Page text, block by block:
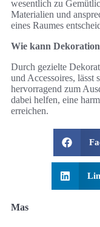
wesentlich zu
Materialien und
eines Raumes
Wie kann
Durch gezielte
und Accessoires, lässt
hervorragend zum
dabei helfen, eine
erreichen.
Mas